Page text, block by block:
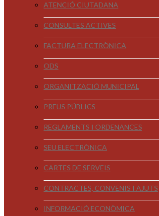
ATENCIÓ CIUTADANA
CONSULTES ACTIVES
FACTURA ELECTRÒNICA
ODS
ORGANITZACIÓ MUNICIPAL
PREUS PÚBLICS
REGLAMENTS I ORDENANCES
SEU ELECTRÒNICA
CARTES DE SERVEIS
CONTRACTES, CONVENIS I AJUTS
INFORMACIÓ ECONÒMICA